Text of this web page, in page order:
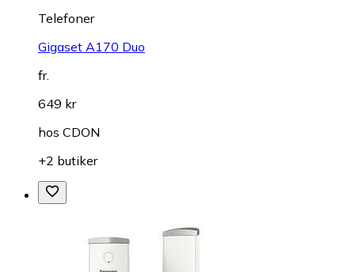
Telefoner
Gigaset A170 Duo
fr.
649 kr
hos CDON
+2 butiker